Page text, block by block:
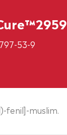
53-9
fenil]-muslim.